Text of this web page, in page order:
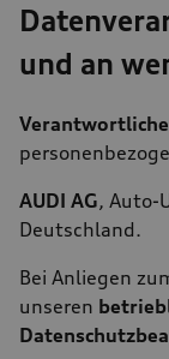
und an
AUDI AG, Auto-
Deutschland.
Bei Anliegen
unseren